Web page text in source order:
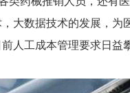
大数据技术的发展，为
人工成本管理要求日